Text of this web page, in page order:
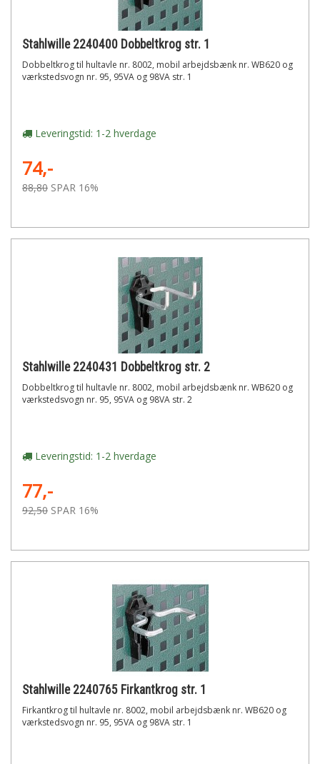
Stahlwille 2240400 Dobbeltkrog str. 1
Dobbeltkrog til hultavle nr. 8002, mobil arbejdsbænk nr. WB620 og
værkstedsvogn nr. 95, 95VA og 98VA str. 1
Leveringstid: 1-2 hverdage
74,-
88,80 SPAR 16%
Stahlwille 2240431 Dobbeltkrog str. 2
Dobbeltkrog til hultavle nr. 8002, mobil arbejdsbænk nr. WB620 og
værkstedsvogn nr. 95, 95VA og 98VA str. 2
Leveringstid: 1-2 hverdage
77,-
92,50 SPAR 16%
Stahlwille 2240765 Firkantkrog str. 1
Firkantkrog til hultavle nr. 8002, mobil arbejdsbænk nr. WB620 og
værkstedsvogn nr. 95, 95VA og 98VA str. 1